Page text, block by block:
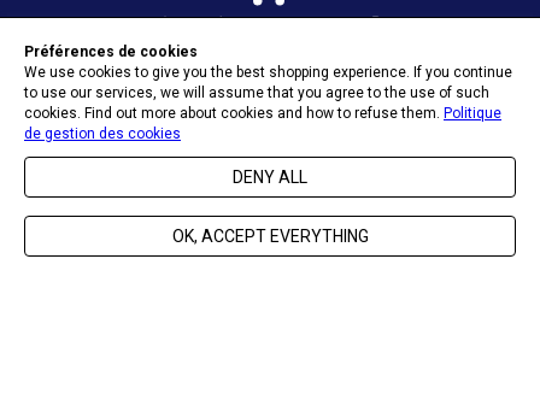
OPT-IN PREFERENCES
Préférences de cookies
We use cookies to give you the best shopping experience. If you continue
to use our services, we will assume that you agree to the use of such
cookies. Find out more about cookies and how to refuse them. Politique
de gestion des cookies
DENY ALL
OK, ACCEPT EVERYTHING